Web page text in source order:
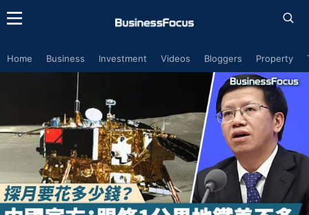
Home Business Investment Videos Bloggers Property